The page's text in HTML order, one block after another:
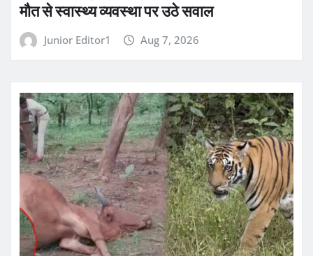
मौत से स्वास्थ्य व्यवस्था पर उठे सवाल
Junior Editor1 Aug 7, 2026